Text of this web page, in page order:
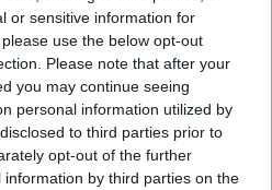
or sensitive information for
use the below opt-out
Please note that after your
you may continue seeing
personal information utilized by
to third parties prior to
opt-out of the further
by third parties on the
- ΡΕΞ